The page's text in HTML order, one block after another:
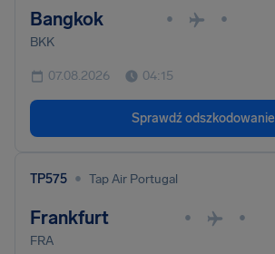
Bangkok • •
BKK
07.08.2026 04:15
Sprawdź odszkodowanie
TP575 • Tap Air Portugal
Frankfurt • •
FRA